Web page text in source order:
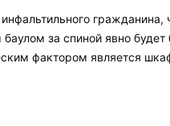
за спиной явно
фактором является